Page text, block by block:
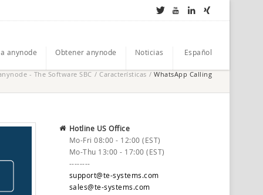
anynode Obtener anynode Noticias Español
- The Software SBC / Características / WhatsApp Calling
Hotline US Office
Mo-Fri 08:00 - 12:00 (EST)
Mo-Thu 13:00 - 17:00 (EST)
--------
support@te-systems.com
sales@te-systems.com